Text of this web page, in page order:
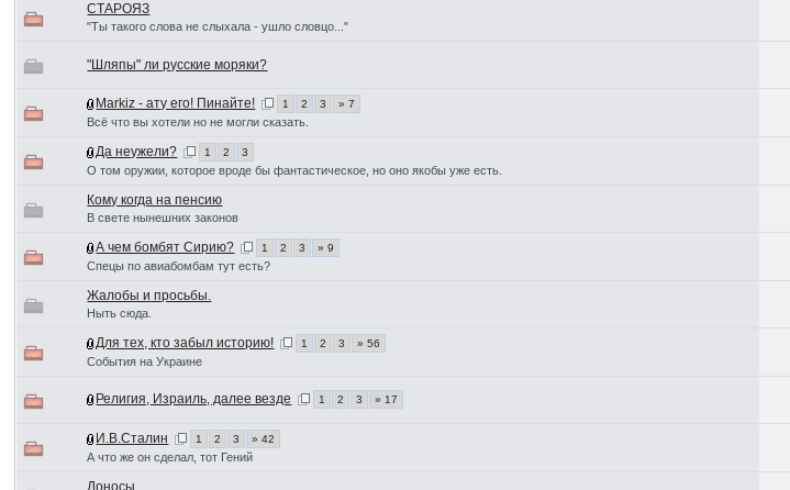
СТАРОЯЗ
"Ты такого слова не слыхала - ушло словцо..."
"Шляпы" ли русские моряки?
Markiz - ату его! Пинайте! 1 2 3 » 7
Всё что вы хотели но не могли сказать.
Да неужели? 1 2 3
О том оружии, которое вроде бы фантастическое, но оно якобы уже есть.
Кому когда на пенсию
В свете нынешних законов
А чем бомбят Сирию? 1 2 3 » 9
Спецы по авиабомбам тут есть?
Жалобы и просьбы.
Ныть сюда.
Для тех, кто забыл историю! 1 2 3 » 56
События на Украине
Религия, Израиль, далее везде 1 2 3 » 17
И.В.Сталин 1 2 3 » 42
А что же он сделал, тот Гений
Доносы